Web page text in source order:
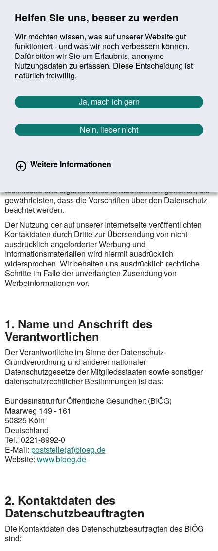
Helfen Sie uns, besser zu werden
Wir möchten wissen, was auf unserer Website gut
funktioniert - und was wir noch verbessern können.
Dafür bitten wir Sie um Erlaubnis, anonyme
Nutzungsdaten zu erfassen. Diese Entscheidung ist
natürlich freiwillig.
Ja, mach ich gern
Nein, lieber nicht
Weitere Informationen
Suchbegriff:
Sie befinden sich hier:
Startseite Datenschutz
Datenschutzerklärung
Besuchs auf unserer Homepage ist uns ein sehr wichtiges
Anliegen. Grundsätzlich erheben wir so wenig
geschützt.
technische und organisatorische Maßnahmen getroffen, die
gewährleisten, dass die Vorschriften über den Datenschutz
beachtet werden.
Der Nutzung der auf unserer Internetseite veröffentlichten
Kontaktdaten durch Dritte zur Übersendung von nicht
ausdrücklich angeforderter Werbung und
Informationsmaterialien wird hiermit ausdrücklich
widersprochen. Wir behalten uns ausdrücklich rechtliche
Schritte im Falle der unverlangten Zusendung von
Werbeinformationen vor.
1. Name und Anschrift des
Verantwortlichen
Der Verantwortliche im Sinne der Datenschutz-
Grundverordnung und anderer nationaler
Datenschutzgesetze der Mitgliedsstaaten sowie sonstiger
datenschutzrechtlicher Bestimmungen ist das:
Bundesinstitut für Öffentliche Gesundheit (BIÖG)
Maarweg 149 - 161
50825 Köln
Deutschland
Tel.: 0221-8992-0
E-Mail: poststelle(at)bioeg.de
Website: www.bioeg.de
2. Kontaktdaten des
Datenschutzbeauftragten
Die Kontaktdaten des Datenschutzbeauftragten des BIÖG
sind: